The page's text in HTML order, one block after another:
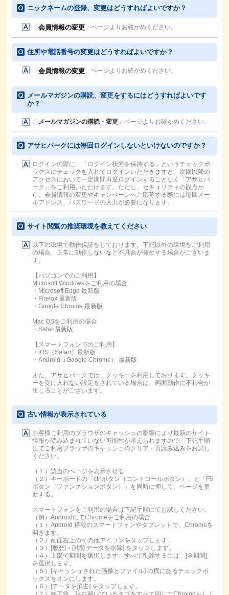
ニックネームの登録、変更はどうすればよいですか？
「 」ページよりお確かめください。
住所や電話番号の変更はどうすればよいですか？
「 」ページよりお確かめください。
メールマガジンの購読、変更をするにはどうすればよいです
か？
「 メールマガジンの購読・変更 」ページよりお確かめください。
アサヒパークには毎回ログインしないといけないのですか？
ログインの際に、「ログイン状態を保持する」というチェックボ
ックスにチェックを入れてログインいただきますと、次回以降の
アクセスにおいて一定期間再度ログインすることなく「アサヒパ
ーク」をご利用いただけます。ただし、セキュリティの観点か
ら、会員情報の変更やキャンペーンへご応募する際には毎回メー
ルアドレス、パスワードの入力が必要になります。
サイト閲覧の推奨環境を教えてください
以下の環境で動作保証をしております。下記以外の環境をご利用
の場合、正常に動作しないなど不具合が発生する場合がございま
す。
【パソコンでのご利用】
Microsoft Windowsをご利用の場合
・Microsoft Edge 最新版
・Firefox 最新版
・Google Chrome 最新版
Mac OSをご利用の場合
・Safari最新版
【スマートフォンでのご利用】
・iOS（Safari）最新版
・Android（Google Chrome） 最新版
また、アサヒパークでは、クッキーを利用しております。クッキ
ーを受け入れない設定をされている場合は、画面動作に不具合が
生じることがございます。
古い情報が表示されている
お客様ご利用のブラウザのキャッシュの影響により最新のサイト
情報が読み込まれていない可能性が考えられますので、下記手順
にてご利用ブラウザのキャッシュのクリア・再読み込みをお試し
ください。
（１）該当のページを表示させる
（２）キーボードの「ctrlボタン（コントロールボタン）」と「F5
ボタン（ファンクションボタン）」を同時に押して、ページを更
新する。
スマートフォンをご利用の場合は下記手順にてお試しください。
（例）AndroidにてChromeをご利用の場合
（１）Android 搭載のスマートフォンやタブレットで、Chromeを
開きます。
（２）画面右上のその他アイコンをタップします。
（３）[履歴]＞[閲覧データを削除] をタップします。
（４）上部で期間を選択します。すべて削除するには、[全期間]
を選択します。
（５）[キャッシュされた画像とファイル] の横にあるチェックボ
ックスをオンにします。
（６）[データを消去] をタップします。